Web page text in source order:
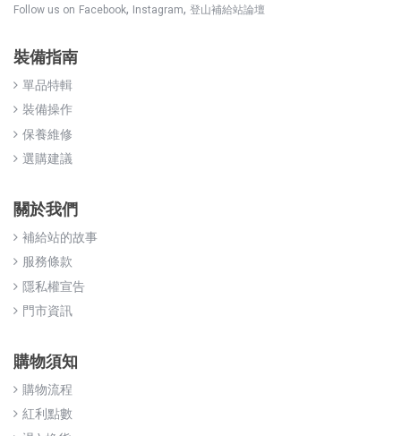
Follow us on Facebook, Instagram, 登山補給站論壇
裝備指南
單品特輯
裝備操作
保養維修
選購建議
關於我們
補給站的故事
服務條款
隱私權宣告
門市資訊
購物須知
購物流程
紅利點數